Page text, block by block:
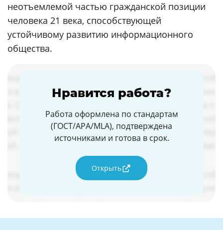
неотъемлемой частью гражданской позиции
человека 21 века, способствующей
устойчивому развитию информационного
общества.
Нравится работа?
Работа оформлена по стандартам
(ГОСТ/APA/MLA), подтверждена
источниками и готова в срок.
Открыть